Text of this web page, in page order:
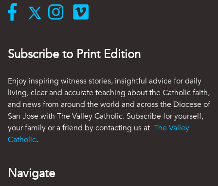
Subscribe to Print Edition
Enjoy inspiring witness stories, insightful advice for daily
living, clear and accurate teaching about the Catholic faith,
and news from around the world and across the Diocese of
San Jose with The Valley Catholic. Subscribe for yourself,
your family or a friend by contacting us at The Valley
Catholic.
Navigate